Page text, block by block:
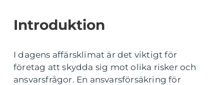
Introduktion
I dagens affärsklimat är det viktigt för
företag att skydda sig mot olika risker och
ansvarsfrågor. En ansvarsförsäkring för